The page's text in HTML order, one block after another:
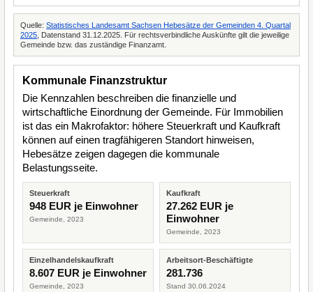
Quelle: Statistisches Landesamt Sachsen Hebesätze der Gemeinden 4. Quartal
2025 , Datenstand 31.12.2025. Für rechtsverbindliche Auskünfte gilt die jeweilige
Gemeinde bzw. das zuständige Finanzamt.
Kommunale Finanzstruktur
Die Kennzahlen beschreiben die finanzielle und
wirtschaftliche Einordnung der Gemeinde. Für Immobilien
ist das ein Makrofaktor: höhere Steuerkraft und Kaufkraft
können auf einen tragfähigeren Standort hinweisen,
Hebesätze zeigen dagegen die kommunale
Belastungsseite.
Steuerkraft
948 EUR je Einwohner
Gemeinde, 2023
Kaufkraft
27.262 EUR je
Einwohner
Gemeinde, 2023
Einzelhandelskaufkraft
8.607 EUR je Einwohner
Gemeinde, 2023
Arbeitsort-Beschäftigte
281.736
Stand 30.06.2024